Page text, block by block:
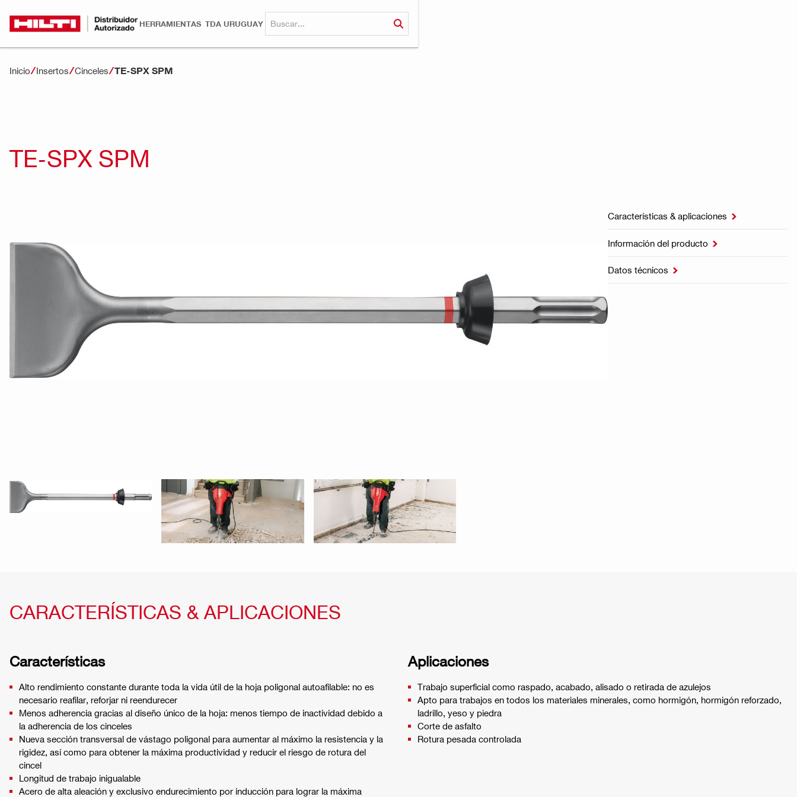
HERRAMIENTAS TDA URUGUAY
Inicio Insertos Cinceles TE-SPX SPM
TE-SPX SPM
Características & aplicaciones 
Información del producto 
Datos técnicos 
CARACTERÍSTICAS & APLICACIONES
Características
Alto rendimiento constante durante toda la vida útil de la hoja poligonal autoafilable: no es
necesario reafilar, reforjar ni reendurecer
Menos adherencia gracias al diseño único de la hoja: menos tiempo de inactividad debido a
la adherencia de los cinceles
Nueva sección transversal de vástago poligonal para aumentar al máximo la resistencia y la
rigidez, así como para obtener la máxima productividad y reducir el riesgo de rotura del
cincel
Longitud de trabajo inigualable
Acero de alta aleación y exclusivo endurecimiento por inducción para lograr la máxima
Aplicaciones
Trabajo superficial como raspado, acabado, alisado o retirada de azulejos
Apto para trabajos en todos los materiales minerales, como hormigón, hormigón reforzado,
ladrillo, yeso y piedra
Corte de asfalto
Rotura pesada controlada